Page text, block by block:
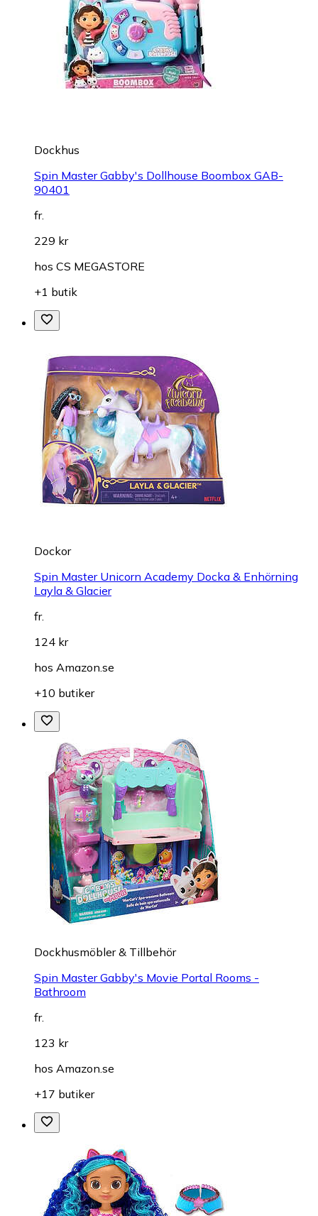
Dockhus
Spin Master Gabby's Dollhouse Boombox GAB-
90401
fr.
229 kr
hos CS MEGASTORE
+1 butik
Dockor
Spin Master Unicorn Academy Docka & Enhörning
Layla & Glacier
fr.
124 kr
hos Amazon.se
+10 butiker
Dockhusmöbler & Tillbehör
Spin Master Gabby's Movie Portal Rooms -
Bathroom
fr.
123 kr
hos Amazon.se
+17 butiker